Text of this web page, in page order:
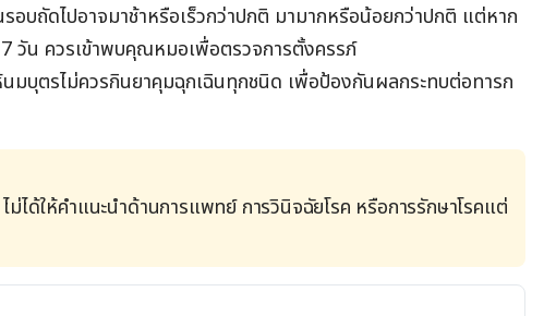
อบถัดไปอาจมาช้าหรือเร็วกว่าปกติ มามากหรือน้อยกว่าปกติ แต่หาก
7 วัน ควรเข้าพบคุณหมอเพื่อตรวจการตั้งครรภ์
มบุตรไม่ควรกินยาคุมฉุกเฉินทุกชนิด เพื่อป้องกันผลกระทบต่อทารก
ด้ให้คำแนะนำด้านการแพทย์ การวินิจฉัยโรค หรือการรักษาโรคแต่